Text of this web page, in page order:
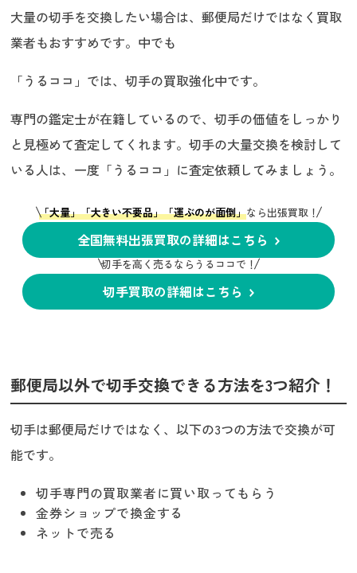
大量の切手を交換したい場合は、郵便局だけではなく買取
業者もおすすめです。中でも
「うるココ」では、切手の買取強化中です。
専門の鑑定士が在籍しているので、切手の価値をしっかり
と見極めて査定してくれます。切手の大量交換を検討して
いる人は、一度「うるココ」に査定依頼してみましょう。
「大量」「大きい不要品」「運ぶのが面倒」なら出張買取！
全国無料出張買取の詳細はこちら
切手を高く売るならうるココで！
切手買取の詳細はこちら
郵便局以外で切手交換できる方法を3つ紹介！
切手は郵便局だけではなく、以下の3つの方法で交換が可
能です。
切手専門の買取業者に買い取ってもらう
金券ショップで換金する
ネットで売る